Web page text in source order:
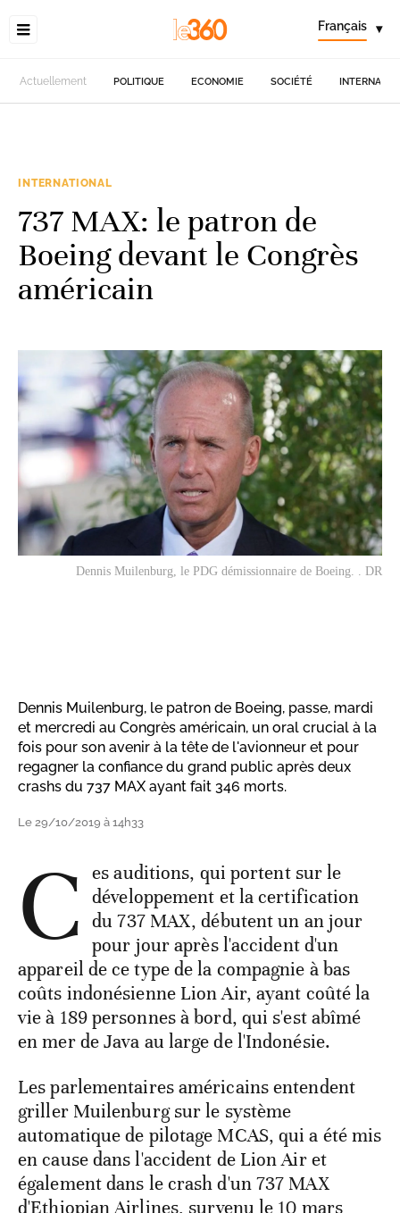
Français ▾
Actuellement POLITIQUE ECONOMIE SOCIÉTÉ
INTERNATIONAL
737 MAX: le patron de
Boeing devant le Congrès
américain
Dennis Muilenburg, le PDG démissionnaire de Boeing. . DR
Dennis Muilenburg, le patron de Boeing, passe, mardi
et mercredi au Congrès américain, un oral crucial à la
fois pour son avenir à la tête de l'avionneur et pour
regagner la confiance du grand public après deux
crashs du 737 MAX ayant fait 346 morts.
Le 29/10/2019 à 14h33
C es auditions, qui portent sur le
développement et la certification
du 737 MAX, débutent un an jour
pour jour après l'accident d'un
appareil de ce type de la compagnie à bas
coûts indonésienne Lion Air, ayant coûté la
vie à 189 personnes à bord, qui s'est abîmé
en mer de Java au large de l'Indonésie.
Les parlementaires américains entendent
griller Muilenburg sur le système
automatique de pilotage MCAS, qui a été mis
en cause dans l'accident de Lion Air et
également dans le crash d'un 737 MAX
d'Ethiopian Airlines, survenu le 10 mars